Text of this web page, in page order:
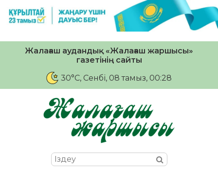
Жалағаш аудандық «Жалағаш жаршысы»
газетінің сайты
30°C, Сенбі, 08 тамыз, 00:28